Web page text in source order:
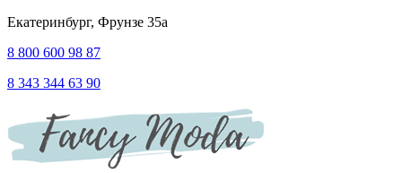
Екатеринбург, Фрунзе 35а
8 800 600 98 87
8 343 344 63 90